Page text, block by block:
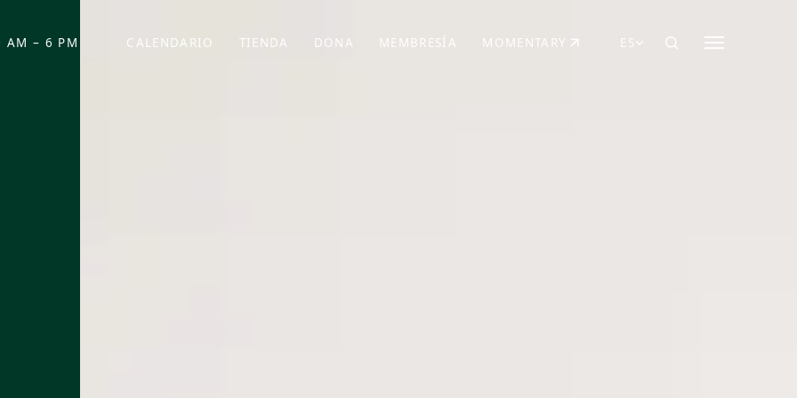
AM – 6 PM CALENDARIO TIENDA
(SE ABRE EN UNA PESTAÑA NUEVA)
DONA
(SE ABRE EN UNA PESTAÑA NUEVA)
MEMBRESÍA MOMENTARY
(SE ABRE EN UNA PESTAÑA NUEVA)
ES